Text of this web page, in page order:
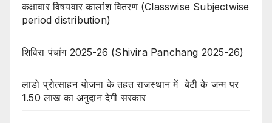
कक्षावार विषयवार कालांश वितरण (Classwise Subjectwise
period distribution)
शिविरा पंचांग 2025-26 (Shivira Panchang 2025-26)
लाडो प्रोत्साहन योजना के तहत राजस्थान में बेटी के जन्म पर
1.50 लाख का अनुदान देगी सरकार